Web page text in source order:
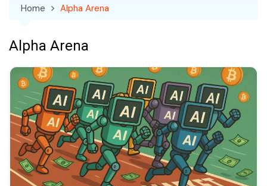
Home Alpha Arena
Alpha Arena